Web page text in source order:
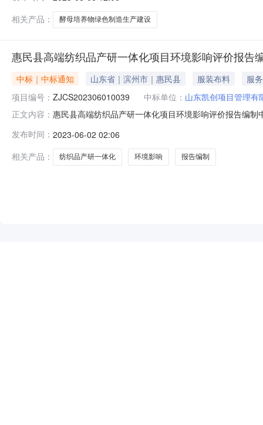
相关产品：
酵母培养物绿色制造生产建设
惠民县高端纺织品产研一体化项目环境影响评价报告
中标｜中标通知 山东省｜滨州市｜惠民县 服装布料
服务
项目编号： ZJCS202306010039 中标单位： 山东凯创项目管理有
正文内容： 惠民县高端纺织品产研一体化项目环境影响评价报告编
0543—5331604
发布时间： 2023-06-02 02:06
相关产品：
纺织品产研一体化 环境影响 报告编制